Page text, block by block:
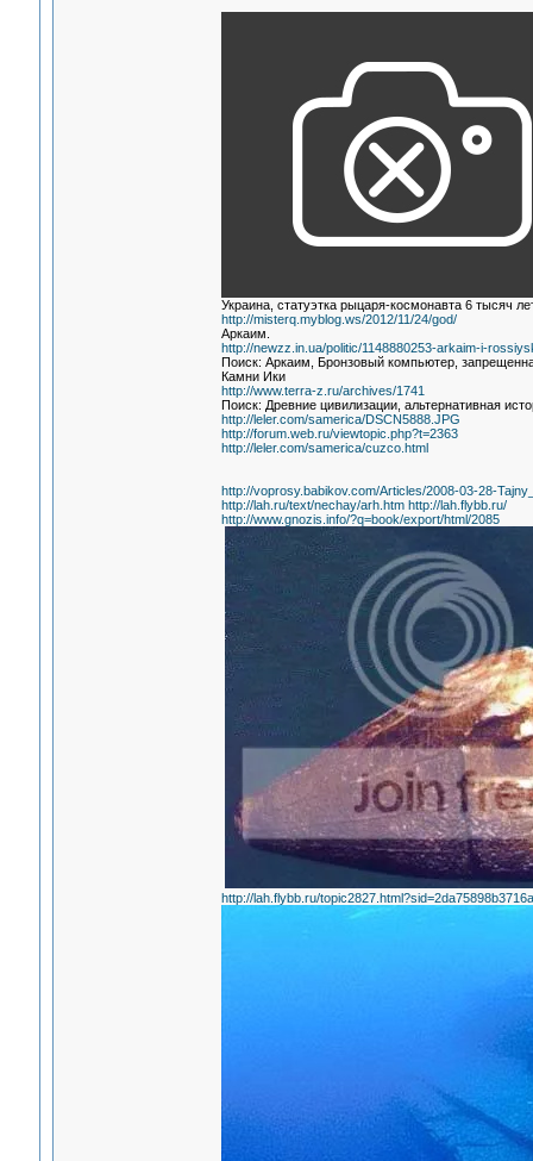
Украина, статуэтка рыцаря-космонавта 6 тысяч
http://misterq.myblog.ws/2012/11/24/god/
Аркаим.
http://newzz.in.ua/politic/1148880253-arkaim-i-
Поиск: Аркаим, Бронзовый компьютер,
Камни Ики
http://www.terra-z.ru/archives/1741
Поиск: Древние цивилизации, альтернативная
http://leler.com/samerica/DSCN5888.JPG
http://forum.web.ru/viewtopic.php?t=2363
http://leler.com/samerica/cuzco.html
http://voprosy.babikov.com/Articles/2008-03-28-
http://lah.ru/text/nechay/arh.htm http://lah.flybb.ru/
http://www.gnozis.info/?q=book/export/html/2085
http://lah.flybb.ru/